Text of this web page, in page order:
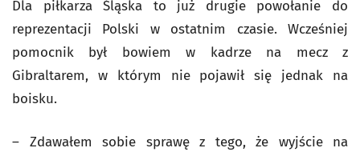
Dla piłkarza Śląska to już drugie powołanie do
reprezentacji Polski w ostatnim czasie. Wcześniej
pomocnik był bowiem w kadrze na mecz z
Gibraltarem, w którym nie pojawił się jednak na
boisku.
– Zdawałem sobie sprawę z tego, że wyjście na